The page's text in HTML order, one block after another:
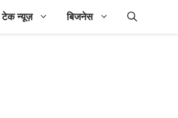
टेक न्यूज़ बिजनेस